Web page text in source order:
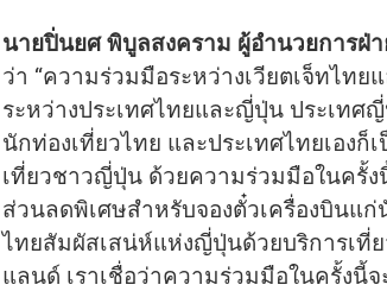
นายปิ่นยศ พิบูลสงคราม ผู้อำนวยการฝ่
ว่า “ความร่วมมือระหว่างเวียตเจ็ทไท
ระหว่างประเทศไทยและญี่ปุ่น ประเท
นักท่องเที่ยวไทย และประเทศไทยเอง
เที่ยวชาวญี่ปุ่น ด้วยความร่วมมือในครั้ง
ส่วนลดพิเศษสำหรับจองตั๋วเครื่องบินแ
ไทยสัมผัสเสน่ห์แห่งญี่ปุ่นด้วยบริการเที่
แลนด์ เราเชื่อว่าความร่วมมือในครั้งนี้